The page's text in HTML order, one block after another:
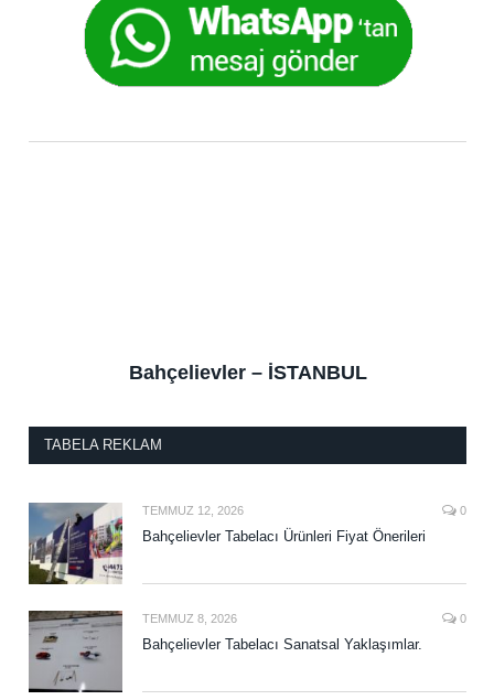
Bahçelievler – İSTANBUL
TABELA REKLAM
TEMMUZ 12, 2026 0
Bahçelievler Tabelacı Ürünleri Fiyat Önerileri
TEMMUZ 8, 2026 0
Bahçelievler Tabelacı Sanatsal Yaklaşımlar.